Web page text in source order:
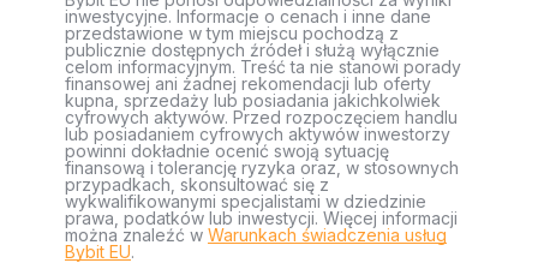
inwestycyjne. Informacje o cenach i inne dane
przedstawione w tym miejscu pochodzą z
publicznie dostępnych źródeł i służą wyłącznie
celom informacyjnym. Treść ta nie stanowi porady
finansowej ani żadnej rekomendacji lub oferty
kupna, sprzedaży lub posiadania jakichkolwiek
cyfrowych aktywów. Przed rozpoczęciem handlu
lub posiadaniem cyfrowych aktywów inwestorzy
powinni dokładnie ocenić swoją sytuację
finansową i tolerancję ryzyka oraz, w stosownych
przypadkach, skonsultować się z
wykwalifikowanymi specjalistami w dziedzinie
prawa, podatków lub inwestycji. Więcej informacji
można znaleźć w Warunkach świadczenia usług
Bybit EU.